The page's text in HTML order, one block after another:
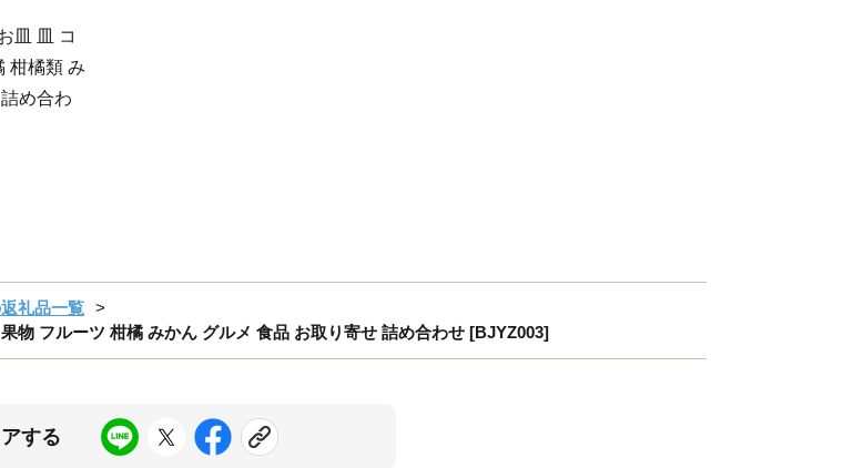
皿 皿 コ
柑橘類 み
め合わ
礼品一覧
物 フルーツ 柑橘 みかん グルメ 食品 お取り寄せ 詰め合わせ [BJYZ003]
する